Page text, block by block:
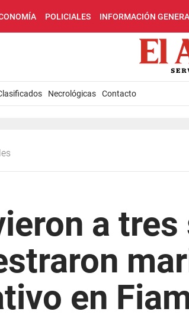
POLICIALES INFORMACIÓN
Necrológicas Contacto
a
en